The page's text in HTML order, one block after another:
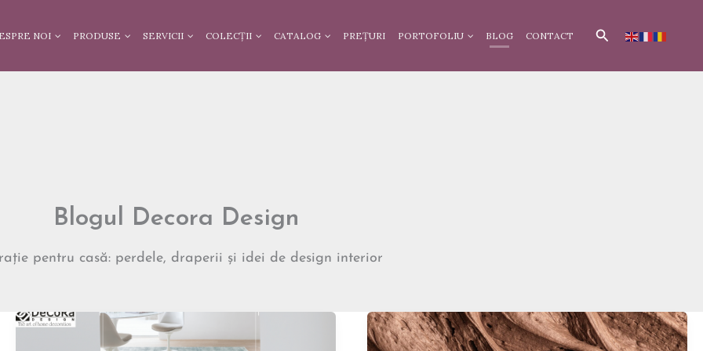
NOI PRODUSE SERVICII COLECȚII CATALOG PREȚURI PORTOFOLIU BLOG CONTACT Search
Blogul Decora Design
pentru casă: perdele, draperii și idei de design interior